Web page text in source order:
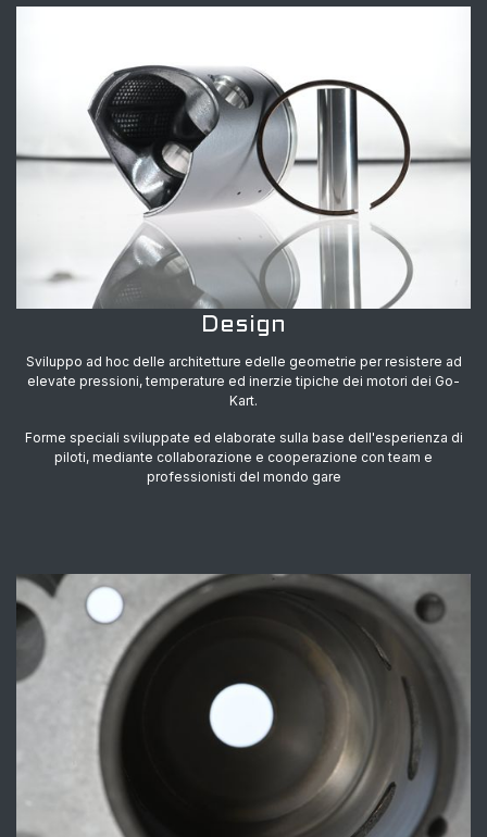
Design
Sviluppo ad hoc delle architetture edelle geometrie per resistere ad
elevate pressioni, temperature ed inerzie tipiche dei motori dei Go-
Kart.
Forme speciali sviluppate ed elaborate sulla base dell'esperienza di
piloti, mediante collaborazione e cooperazione con team e
professionisti del mondo gare